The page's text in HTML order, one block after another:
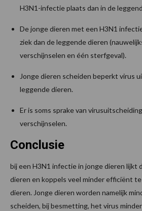
H3N1-infectie plaats dan in de
De jonge dieren met een H3N1
ziek dan de leggende dieren
verschijnselen en één sterfgeval).
Jonge dieren scheiden beperkt virus
leggende dieren.
Er is soms sprake van
verschijnselen.
Conclusie
bij een H3N1 infectie in jonge dieren lijkt
dieren en koppels veel minder efficiënt
dieren. Jonge dieren worden namelijk
scheiden, bij besmetting, het virus